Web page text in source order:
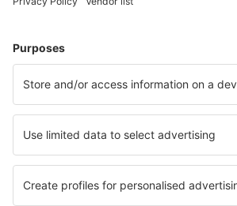
Unterkunft in Santa Rosa Beach
Die besten Unterkünfte - Städte
Unterkunft Meltham Unterkunft in Koh
Unterkunft in Saint Thonan Unterkunft